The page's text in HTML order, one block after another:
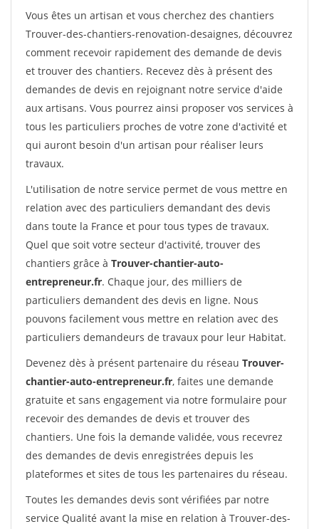
Vous êtes un artisan et vous cherchez des chantiers
Trouver-des-chantiers-renovation-desaignes, découvrez
comment recevoir rapidement des demande de devis
et trouver des chantiers. Recevez dès à présent des
demandes de devis en rejoignant notre service d'aide
aux artisans. Vous pourrez ainsi proposer vos services à
tous les particuliers proches de votre zone d'activité et
qui auront besoin d'un artisan pour réaliser leurs
travaux.
L'utilisation de notre service permet de vous mettre en
relation avec des particuliers demandant des devis
dans toute la France et pour tous types de travaux.
Quel que soit votre secteur d'activité, trouver des
chantiers grâce à Trouver-chantier-auto-
entrepreneur.fr. Chaque jour, des milliers de
particuliers demandent des devis en ligne. Nous
pouvons facilement vous mettre en relation avec des
particuliers demandeurs de travaux pour leur Habitat.
Devenez dès à présent partenaire du réseau Trouver-
chantier-auto-entrepreneur.fr, faites une demande
gratuite et sans engagement via notre formulaire pour
recevoir des demandes de devis et trouver des
chantiers. Une fois la demande validée, vous recevrez
des demandes de devis enregistrées depuis les
plateformes et sites de tous les partenaires du réseau.
Toutes les demandes devis sont vérifiées par notre
service Qualité avant la mise en relation à Trouver-des-